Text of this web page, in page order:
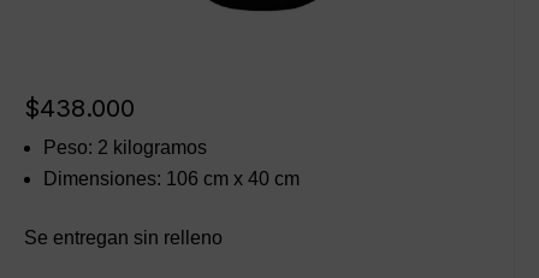
$438.000
Peso: 2 kilogramos
Dimensiones: 106 cm x 40 cm
Se entregan sin relleno